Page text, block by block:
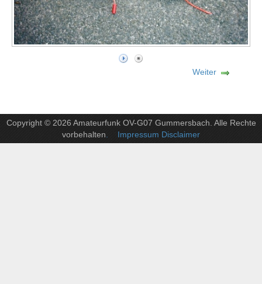
Weiter
Copyright © 2026 Amateurfunk OV-G07 Gummersbach. Alle Rechte
vorbehalten . Impressum Disclaimer